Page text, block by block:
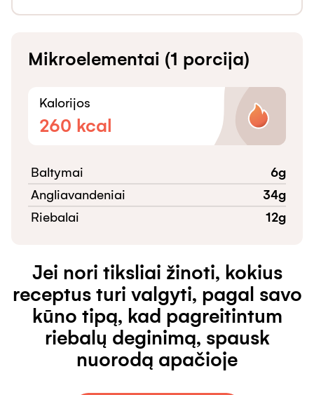
Mikroelementai (1 porcija)
Kalorijos
260 kcal
Baltymai 6g
Angliavandeniai
34g
Riebalai
12g
Jei nori tiksliai žinoti, kokius
receptus turi valgyti, pagal savo
kūno tipą, kad pagreitintum
riebalų deginimą, spausk
nuorodą apačioje